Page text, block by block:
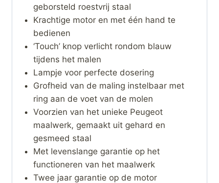
geborsteld roestvrij staal
Krachtige motor en met één hand te
bedienen
‘Touch’ knop verlicht rondom blauw
tijdens het malen
Lampje voor perfecte dosering
Grofheid van de maling instelbaar met
ring aan de voet van de molen
Voorzien van het unieke Peugeot
maalwerk, gemaakt uit gehard en
gesmeed staal
Met levenslange garantie op het
functioneren van het maalwerk
Twee jaar garantie op de motor